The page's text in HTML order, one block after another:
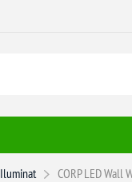
Iluminat CORP LED Wall